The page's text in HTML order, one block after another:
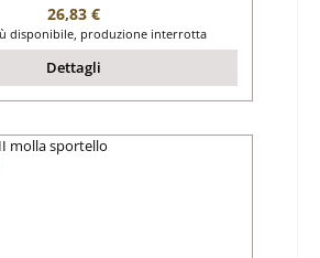
Prezzo normale:
26,83 €
disponibile, produzione interrotta
Dettagli